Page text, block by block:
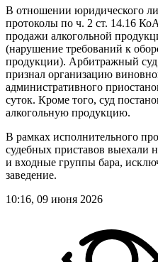
В отношении юридического
протоколы по ч. 2 ст. 14.16
продажи алкогольной
(нарушение требований к
продукции). Арбитражный
признал организацию
административного
суток. Кроме того, суд
алкогольную продукцию.
В рамках исполнительного
судебных приставов выехали
и входные группы бара,
заведение.
10:16, 09 июня 2026